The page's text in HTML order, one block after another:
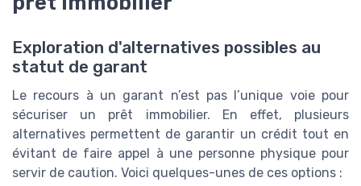
Exploration d'alternatives possibles au
statut de garant
Le recours à un garant n’est pas l’unique voie pour
sécuriser un prêt immobilier. En effet, plusieurs
alternatives permettent de garantir un crédit tout en
évitant de faire appel à une personne physique pour
servir de caution. Voici quelques-unes de ces options :